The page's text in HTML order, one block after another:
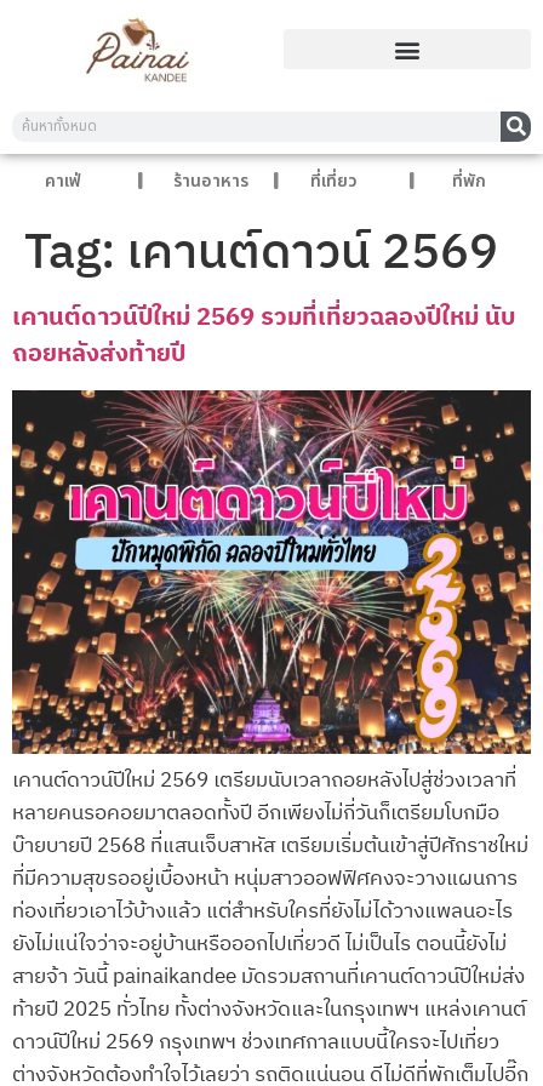
คาเฟ่ ร้านอาหาร ที่เที่ยว ที่พัก
Tag: เคานต์ดาวน์ 2569
เคานต์ดาวน์ปีใหม่ 2569 รวมที่เที่ยวฉลองปีใหม่ นับ
ถอยหลังส่งท้ายปี
เคานต์ดาวน์ปีใหม่ 2569 เตรียมนับเวลาถอยหลังไปสู่ช่วงเวลาที่
หลายคนรอคอยมาตลอดทั้งปี อีกเพียงไม่กี่วันก็เตรียมโบกมือ
บ๊ายบายปี 2568 ที่แสนเจ็บสาหัส เตรียมเริ่มต้นเข้าสู่ปีศักราชใหม่
ที่มีความสุขรออยู่เบื้องหน้า หนุ่มสาวออฟฟิศคงจะวางแผนการ
ท่องเที่ยวเอาไว้บ้างแล้ว แต่สำหรับใครที่ยังไม่ได้วางแพลนอะไร
ยังไม่แน่ใจว่าจะอยู่บ้านหรือออกไปเที่ยวดี ไม่เป็นไร ตอนนี้ยังไม่
สายจ้า วันนี้ painaikandee มัดรวมสถานที่เคานต์ดาวน์ปีใหม่ส่ง
ท้ายปี 2025 ทั่วไทย ทั้งต่างจังหวัดและในกรุงเทพฯ แหล่งเคานต์
ดาวน์ปีใหม่ 2569 กรุงเทพฯ ช่วงเทศกาลแบบนี้ใครจะไปเที่ยว
ต่างจังหวัดต้องทำใจไว้เลยว่า รถติดแน่นอน ดีไม่ดีที่พักเต็มไปอี๊ก